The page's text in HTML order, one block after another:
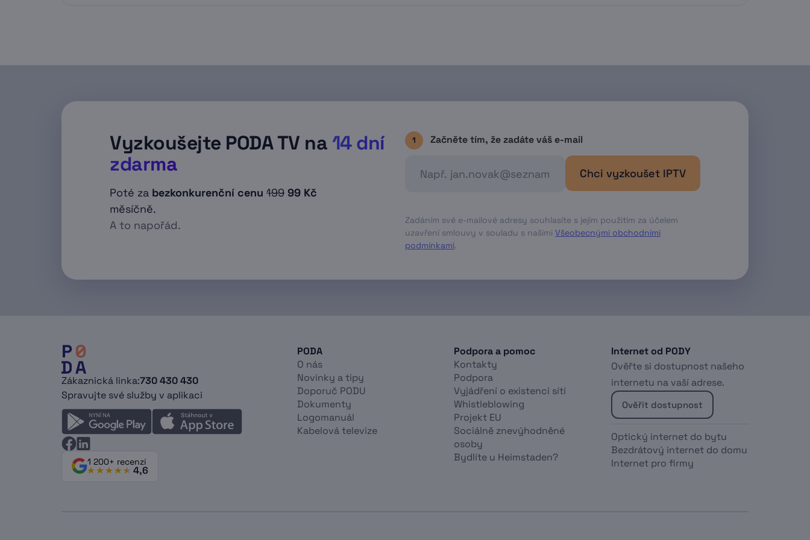
(omezena na 3 měsíce).
Vyzkoušejte PODA TV na 14 dní
zdarma
Poté za bezkonkurenční cenu 199 99 Kč
měsíčně.
A to napořád.
1 Začněte tím, že zadáte váš e-mail
Chci vyzkoušet IPTV
Zadáním své e-mailové adresy souhlasíte s jejím použitím za účelem
uzavření smlouvy v souladu s našimi Všeobecnými obchodními
podmínkami.
Zákaznická linka:730 430 430
Spravujte své služby v aplikaci
1 200+ recenzí
4,6
PODA
O nás
Novinky a tipy
Doporuč PODU
Dokumenty
Logomanuál
Kabelová televize
Podpora a pomoc
Kontakty
Podpora
Vyjádření o existenci sítí
Whistleblowing
Projekt EU
Sociálně znevýhodněné
osoby
Bydlíte u Heimstaden?
Internet od PODY
Ověřte si dostupnost našeho
internetu na vaší adrese.
Ověřit dostupnost
Optický internet do bytu
Bezdrátový internet do domu
Internet pro firmy